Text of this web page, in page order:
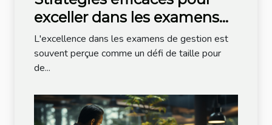
exceller dans les examens
de gestion
L'excellence dans les examens de gestion est
souvent perçue comme un défi de taille pour
de...